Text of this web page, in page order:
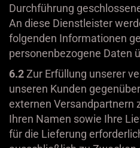
Durchführung
An diese Dienstleister
folgenden Informationen
personenbezogene Daten
6.2 Zur Erfüllung unserer
unseren Kunden
externen Versandpartnern
Ihren Namen sowie Ihre
für die Lieferung